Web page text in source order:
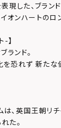
現した、ブラン
オンハートのロ
】
ランド。
を恐れず 新た
は、英国王朝
た。